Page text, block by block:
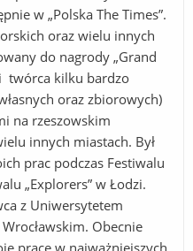
w „Polska The Times”.
oraz wielu innych
do nagrody „Grand
twórca kilku bardzo
oraz zbiorowych)
na rzeszowskim
innych miastach. Był
prac podczas Festiwalu
„Explorers” w Łodzi.
z Uniwersytetem
Obecnie